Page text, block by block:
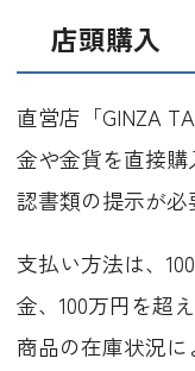
店頭購入
直営店「GINZA
金や金貨を直接
認書類の提示が必
支払い方法は、
金、100万円を超
商品の在庫状況